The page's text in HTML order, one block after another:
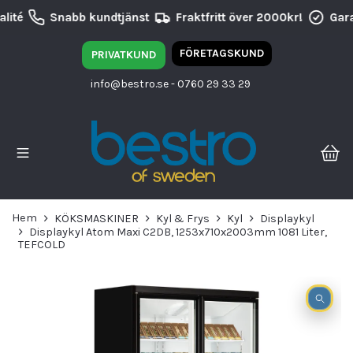
Snabb kundtjänst Fraktfritt över 2000kr!
PRIVATKUND FÖRETAGSKUND
info@bestro.se- 0760 29 33 29
Hem KÖKSMASKINER Kyl & Frys Kyl
Displaykyl
Displaykyl Atom Maxi C2DB, 1253x710x2003mm 1081 Liter,
TEFCOLD